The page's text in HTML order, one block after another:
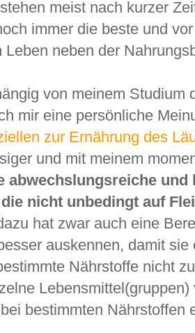
meist nach kurzer
immer die beste und
Leben neben der
von meinem Studium
mir eine persönliche
zur Ernährung des
und mit meinem
abwechslungsreiche
nicht unbedingt auf
hat zwar auch eine
auskennen, damit
Nährstoffe nicht
bestimmten Nährstoffen